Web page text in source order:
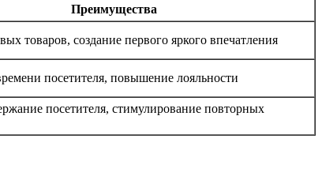
Преимущества
товаров, создание первого яркого впечатления
посетителя, повышение лояльности
посетителя, стимулирование повторных